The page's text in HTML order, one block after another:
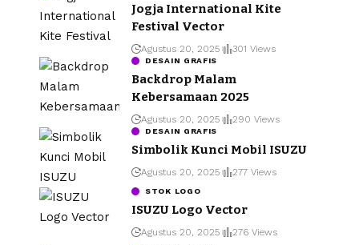
Jogja International Kite
Festival Vector
Agustus 20, 2025 301 Views
DESAIN GRAFIS
Backdrop Malam
Kebersamaan 2025
Agustus 20, 2025 290 Views
DESAIN GRAFIS
Simbolik Kunci Mobil ISUZU
Agustus 20, 2025 277 Views
STOK LOGO
ISUZU Logo Vector
Agustus 20, 2025 276 Views